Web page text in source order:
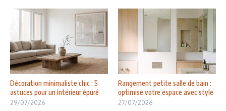
Décoration minimaliste chic : 5
astuces pour un intérieur épuré
29/07/2026
Rangement petite salle de bain :
optimise votre espace avec style
27/07/2026